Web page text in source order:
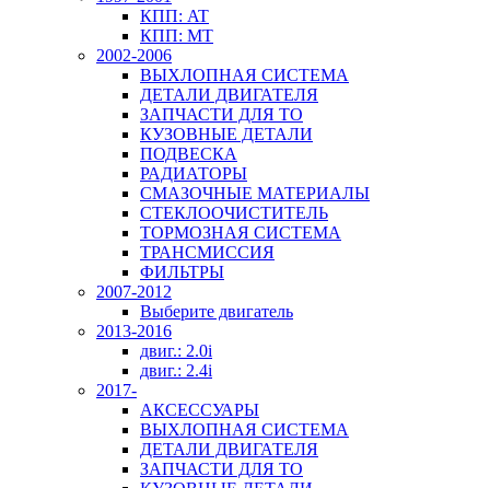
КПП: AT
КПП: MT
2002-2006
ВЫХЛОПНАЯ СИСТЕМА
ДЕТАЛИ ДВИГАТЕЛЯ
ЗАПЧАСТИ ДЛЯ ТО
КУЗОВНЫЕ ДЕТАЛИ
ПОДВЕСКА
РАДИАТОРЫ
СМАЗОЧНЫЕ МАТЕРИАЛЫ
СТЕКЛООЧИСТИТЕЛЬ
ТОРМОЗНАЯ СИСТЕМА
ТРАНСМИССИЯ
ФИЛЬТРЫ
2007-2012
Выберите двигатель
2013-2016
двиг.: 2.0i
двиг.: 2.4i
2017-
АКСЕССУАРЫ
ВЫХЛОПНАЯ СИСТЕМА
ДЕТАЛИ ДВИГАТЕЛЯ
ЗАПЧАСТИ ДЛЯ ТО